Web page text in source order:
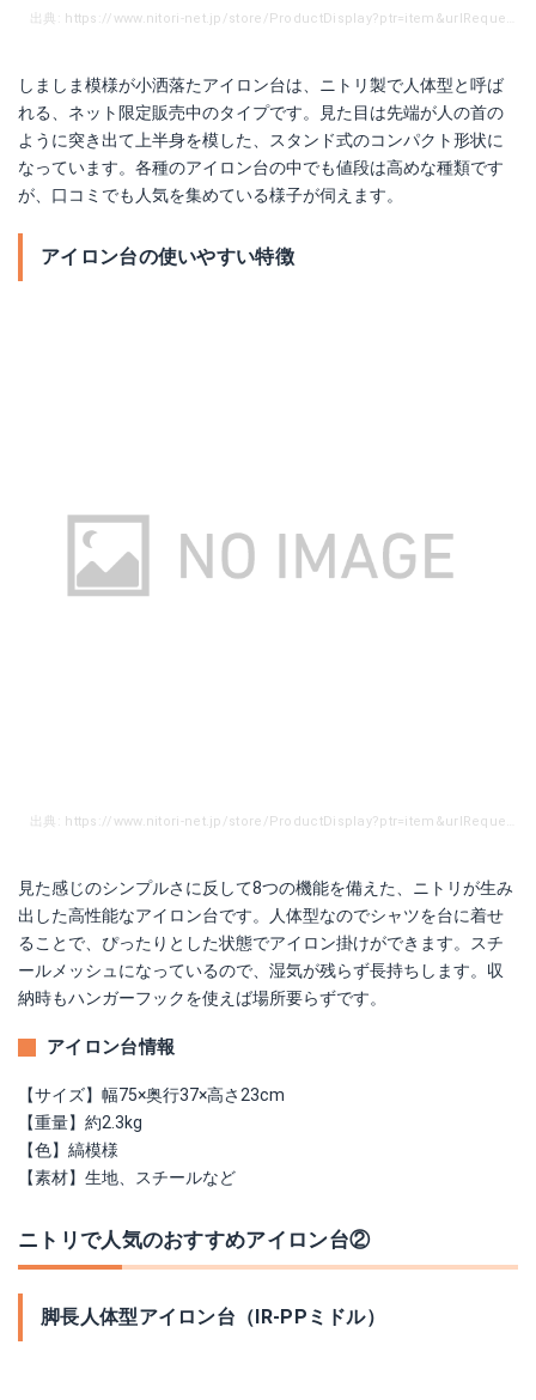
しましま模様が小洒落たアイロン台は、ニトリ製で人体型と呼ば
れる、ネット限定販売中のタイプです。見た目は先端が人の首の
ように突き出て上半身を模した、スタンド式のコンパクト形状に
なっています。各種のアイロン台の中でも値段は高めな種類です
が、口コミでも人気を集めている様子が伺えます。
アイロン台の使いやすい特徴
見た感じのシンプルさに反して8つの機能を備えた、ニトリが生み
出した高性能なアイロン台です。人体型なのでシャツを台に着せ
ることで、ぴったりとした状態でアイロン掛けができます。スチ
ールメッシュになっているので、湿気が残らず長持ちします。収
納時もハンガーフックを使えば場所要らずです。
アイロン台情報
【サイズ】幅75×奥行37×高さ23cm
【重量】約2.3kg
【色】縞模様
【素材】生地、スチールなど
ニトリで人気のおすすめアイロン台②
脚長人体型アイロン台（IR-PPミドル）